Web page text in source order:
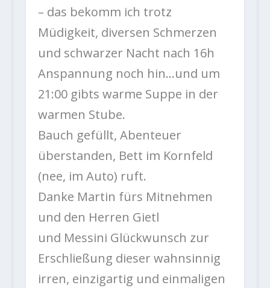
– das bekomm ich trotz
Müdigkeit, diversen Schmerzen
und schwarzer Nacht nach 16h
Anspannung noch hin…und um
21:00 gibts warme Suppe in der
warmen Stube.
Bauch gefüllt, Abenteuer
überstanden, Bett im Kornfeld
(nee, im Auto) ruft.
Danke Martin fürs Mitnehmen
und den Herren Gietl
und Messini Glückwunsch zur
Erschließung dieser wahnsinnig
irren, einzigartig und einmaligen